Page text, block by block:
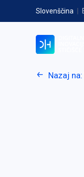
Slovenščina
Nazaj